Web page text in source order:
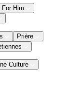
For Him
Prière
Culture